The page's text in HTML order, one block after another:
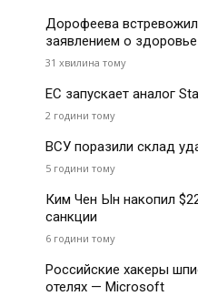
Дорофеева
заявлением о здоровье
31 хвилина тому
ЕС запускает аналог
2 години тому
ВСУ поразили склад
5 години тому
Ким Чен Ын накопил
санкции
6 години тому
Российские хакеры
отелях — Microsoft